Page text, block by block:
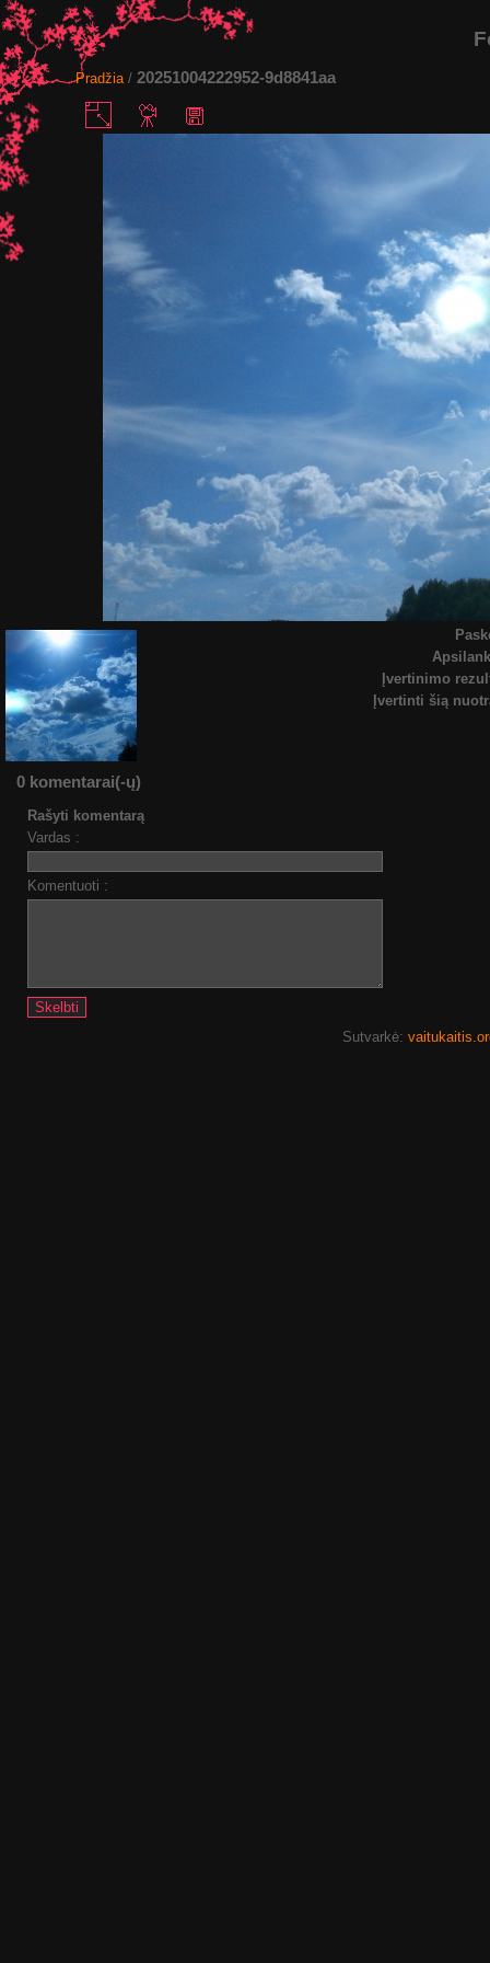
Pradžia/ 20251004222952-9d8841aa
Įvertinimo
Įvertinti šią
0 komentarai(-ų)
Rašyti komentarą
Vardas :
Komentuoti :
Sutvarkė: